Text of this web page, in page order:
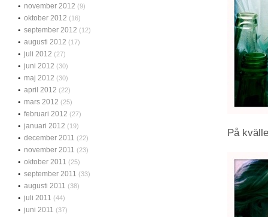
På
november 2012 (9)
oktober 2012 (16)
september 2012 (12)
augusti 2012 (17)
juli 2012 (27)
juni 2012 (30)
maj 2012 (30)
april 2012 (22)
mars 2012 (25)
februari 2012 (27)
januari 2012 (19)
december 2011 (22)
november 2011 (23)
oktober 2011 (25)
september 2011 (33)
augusti 2011 (38)
juli 2011 (44)
juni 2011 (37)